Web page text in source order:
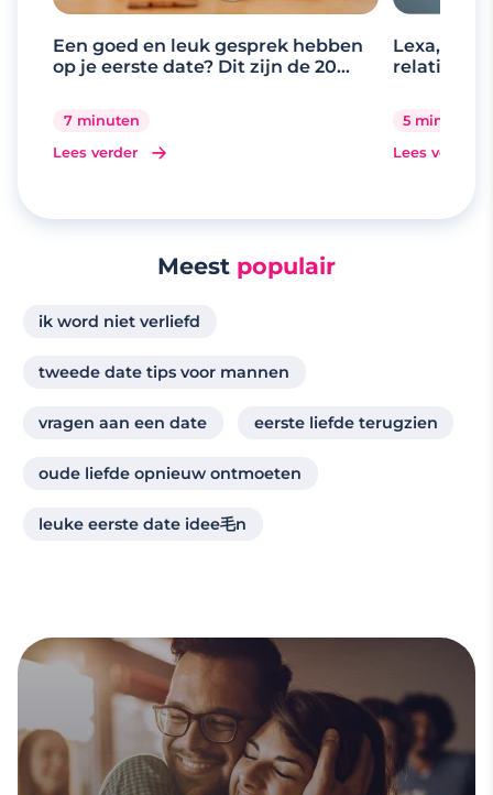
Een goed en leuk gesprek hebben
op je eerste date? Dit zijn de 20
7 minuten
Lees verder
Lexa, de
relaties
5 minuten
Lees verder
Meest populair
ik word niet verliefd
tweede date tips voor mannen
vragen aan een date eerste liefde terugzien
oude liefde opnieuw ontmoeten
leuke eerste date idee毛n